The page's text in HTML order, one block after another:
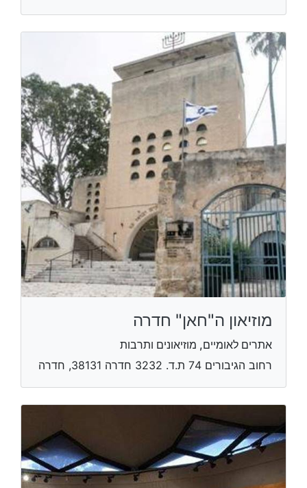
מוזיאון ה"חאן" חדרה
אתרים לאומיים, מוזיאונים ותרבות
רחוב הגיבורים 74 ת.ד. 3232 ​חדרה 38131, חדרה